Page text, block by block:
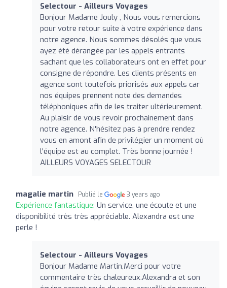
Selectour - Ailleurs Voyages
Bonjour Madame Jouly , Nous vous remercions
pour votre retour suite à votre expérience dans
notre agence. Nous sommes désolés que vous
ayez été dérangée par les appels entrants
sachant que les collaborateurs ont en effet pour
consigne de répondre. Les clients présents en
agence sont toutefois priorisés aux appels car
nos équipes prennent note des demandes
téléphoniques afin de les traiter ultérieurement.
Au plaisir de vous revoir prochainement dans
notre agence. N'hésitez pas à prendre rendez
vous en amont afin de privilégier un moment où
l'équipe est au complet. Très bonne journée !
AILLEURS VOYAGES SELECTOUR
magalie martin Publié le 3 years ago
Expérience fantastique: Un service, une écoute et une
disponibilité très très appréciable. Alexandra est une
perle !
Selectour - Ailleurs Voyages
Bonjour Madame Martin,Merci pour votre
commentaire très chaleureux.Alexandra et son